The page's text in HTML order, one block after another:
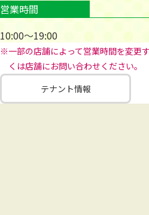
営業時間
10:00～19:00
※一部の店舗によって営業時間を変更
くは店舗にお問い合わせください。
テナント情報